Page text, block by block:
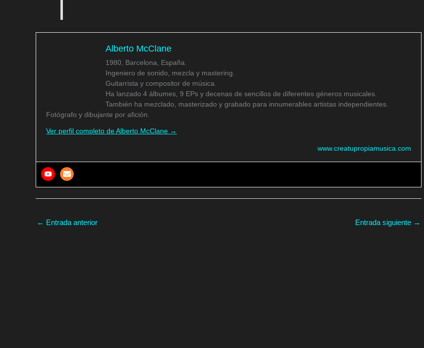
Alberto McClane
1980, Barcelona, España.
Ingeniero de sonido, mezcla y mastering.
Guitarrista y compositor de música.
Ha lanzado 4 álbumes, 9 EPs y decenas de sencillos de diferentes géneros musicales.
También ha mezclado, masterizado y grabado para innumerables artistas independientes.
Fotógrafo y dibujante por afición.
Ver perfil completo de Alberto McClane →
www.creatupropiamusica.com
← Entrada anterior Entrada siguiente →